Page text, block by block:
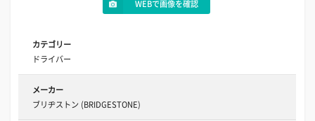
WEBで画像を確認
カテゴリー
ドライバー
メーカー
ブリヂストン (BRIDGESTONE)